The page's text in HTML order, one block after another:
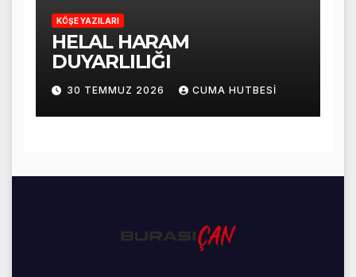
KÖŞE YAZILARI
HELAL HARAM
DUYARLILIĞI
30 TEMMUZ 2026 CUMA HUTBESI